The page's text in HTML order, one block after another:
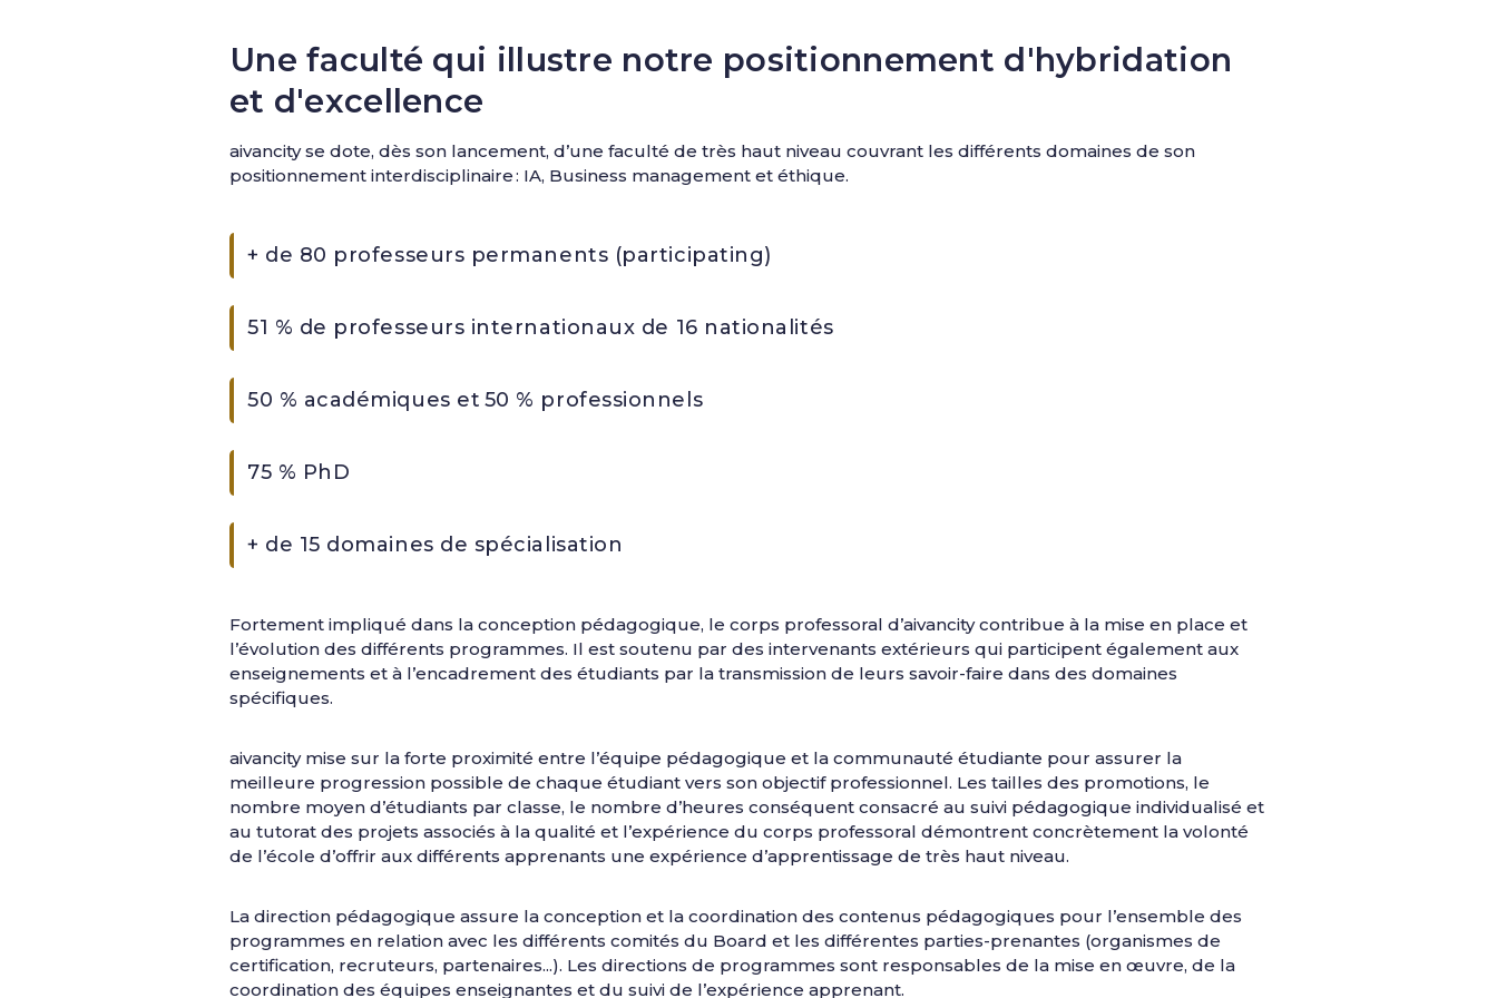
Une faculté qui illustre notre positionnement d'hybridation
et d'excellence
aivancity se dote, dès son lancement, d’une faculté de très haut niveau couvrant les différents domaines de son
positionnement interdisciplinaire : IA, Business management et éthique.
+ de 80 professeurs permanents (participating)
51 % de professeurs internationaux de 16 nationalités
50 % académiques et 50 % professionnels
75 % PhD
+ de 15 domaines de spécialisation
Fortement impliqué dans la conception pédagogique, le corps professoral d’aivancity contribue à la mise en place et
l’évolution des différents programmes. Il est soutenu par des intervenants extérieurs qui participent également aux
enseignements et à l’encadrement des étudiants par la transmission de leurs savoir-faire dans des domaines
spécifiques.
aivancity mise sur la forte proximité entre l’équipe pédagogique et la communauté étudiante pour assurer la
meilleure progression possible de chaque étudiant vers son objectif professionnel. Les tailles des promotions, le
nombre moyen d’étudiants par classe, le nombre d’heures conséquent consacré au suivi pédagogique individualisé et
au tutorat des projets associés à la qualité et l’expérience du corps professoral démontrent concrètement la volonté
de l’école d’offrir aux différents apprenants une expérience d’apprentissage de très haut niveau.
La direction pédagogique assure la conception et la coordination des contenus pédagogiques pour l’ensemble des
programmes en relation avec les différents comités du Board et les différentes parties-prenantes (organismes de
certification, recruteurs, partenaires...). Les directions de programmes sont responsables de la mise en œuvre, de la
coordination des équipes enseignantes et du suivi de l’expérience apprenant.